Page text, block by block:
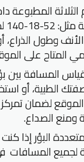
الثلاثة المطبوعة
وطول الذراع،
المتاح على
المسافة بين
الطبية، أو
لضمان
ومنع الصداع.
البؤر إذا كنت
المسافات